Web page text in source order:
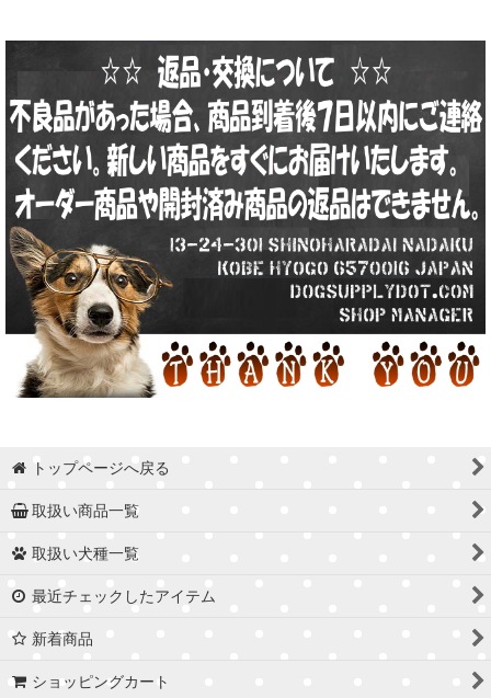
トップページへ戻る
取扱い商品一覧
取扱い犬種一覧
最近チェックしたアイテム
新着商品
ショッピングカート